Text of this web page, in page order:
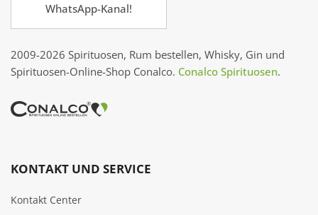
WhatsApp-Kanal!
2009-2026 Spirituosen, Rum bestellen, Whisky, Gin und
Spirituosen-Online-Shop Conalco. Conalco Spirituosen.
KONTAKT UND SERVICE
Kontakt Center